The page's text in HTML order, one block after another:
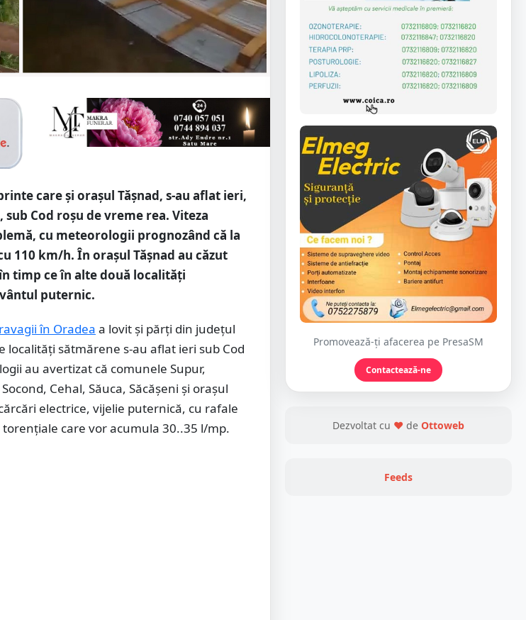
care și orașul Tășnad, s-au aflat ieri,
Cod roșu de vreme rea. Viteza
cu meteorologii prognozând că la
110 km/h. În orașul Tășnad au căzut
timp ce în alte două localități
puternic.
ravagii în Oradea a lovit și părți din județul
localități sătmărene s-au aflat ieri sub Cod
au avertizat că comunele Supur,
Cehal, Săuca, Săcășeni și orașul
electrice, vijelie puternică, cu rafale
care vor acumula 30..35 l/mp.
Promovează-ți afacerea pe PresaSM
Contactează-ne
Dezvoltat cu ❤ de Ottoweb
Feeds